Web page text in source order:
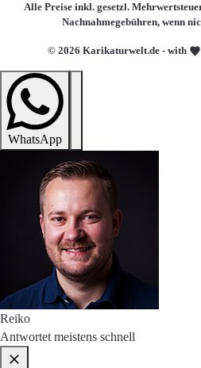
© 2026 Karikaturwelt.de - with
Alle Preise inkl. gesetzl.
Nachnahmegebühren, wenn
WhatsApp
Reiko
Antwortet meistens schnell